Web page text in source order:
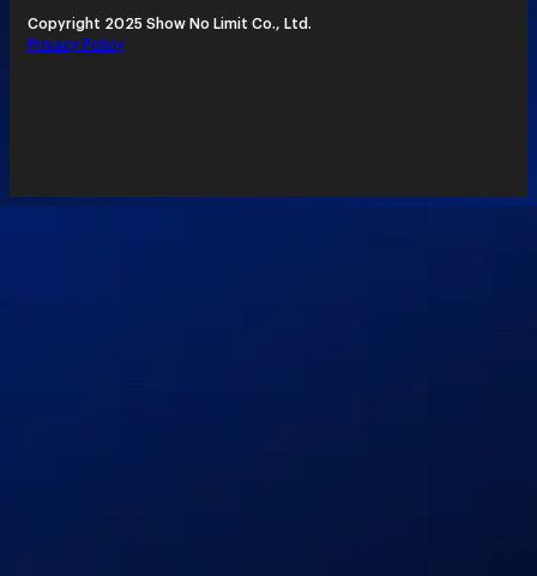
Copyright 2025 Show No Limit Co., Ltd.
Privacy Policy